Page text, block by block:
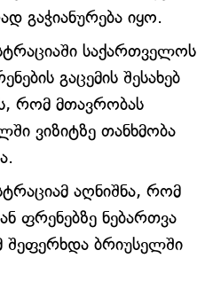
გაჭიანურება იყო.
საქართველოს
გაცემის შესახებ
რომ მთავრობას
ვიზიტზე თანხმობა
აღნიშნა, რომ
ფრენებზე ნებართვა
შეფერხდა ბრიუსელში